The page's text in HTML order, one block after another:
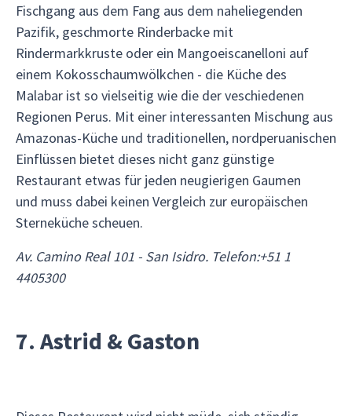
Fischgang aus dem Fang aus dem naheliegenden
Pazifik, geschmorte Rinderbacke mit
Rindermarkkruste oder ein Mangoeiscanelloni auf
einem Kokosschaumwölkchen - die Küche des
Malabar ist so vielseitig wie die der veschiedenen
Regionen Perus. Mit einer interessanten Mischung aus
Amazonas-Küche und traditionellen, nordperuanischen
Einflüssen bietet dieses nicht ganz günstige
Restaurant etwas für jeden neugierigen Gaumen
und muss dabei keinen Vergleich zur europäischen
Sterneküche scheuen.
Av. Camino Real 101 - San Isidro. Telefon:+51 1
4405300
7. Astrid & Gaston